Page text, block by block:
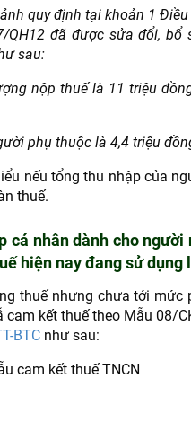
quy định tại khoản 1 Điều
QH12 đã được sửa đổi, bổ
sau:
nộp thuế là 11 triệu
phụ thuộc là 4,4 triệu
nếu tổng thu nhập của
thuế.
cá nhân dành cho người
hiện nay đang sử dụng
thuế nhưng chưa tới mức
kết thuế theo Mẫu 08/
BTCnhư sau: